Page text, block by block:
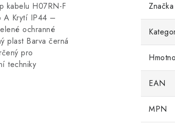
kabelu H07RN-F
A Krytí IP44 –
ochranné
plast Barva černá
pro
techniky
Značka
EAN
MPN